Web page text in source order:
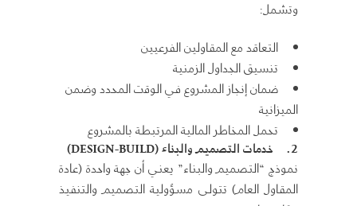
وتشمل:
التعاقد مع المقاولين الفرعيين
تنسيق الجداول الزمنية
ضمان إنجاز المشروع في الوقت المحدد وضمن
الميزانية
تحمل المخاطر المالية المرتبطة بالمشروع
2. خدمات التصميم والبناء(DESIGN-BUILD)
نموذج “التصميم والبناء” يعني أن جهة واحدة (عادة
المقاول العام) تتولى مسؤولية التصميم والتنفيذ